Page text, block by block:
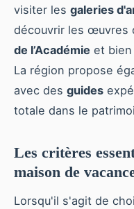
visiter les galeries
découvrir les œuvres
de l’Académie et
La région propose
avec des guides
totale dans le
Les critères
maison de
Lorsqu'il s'agit de